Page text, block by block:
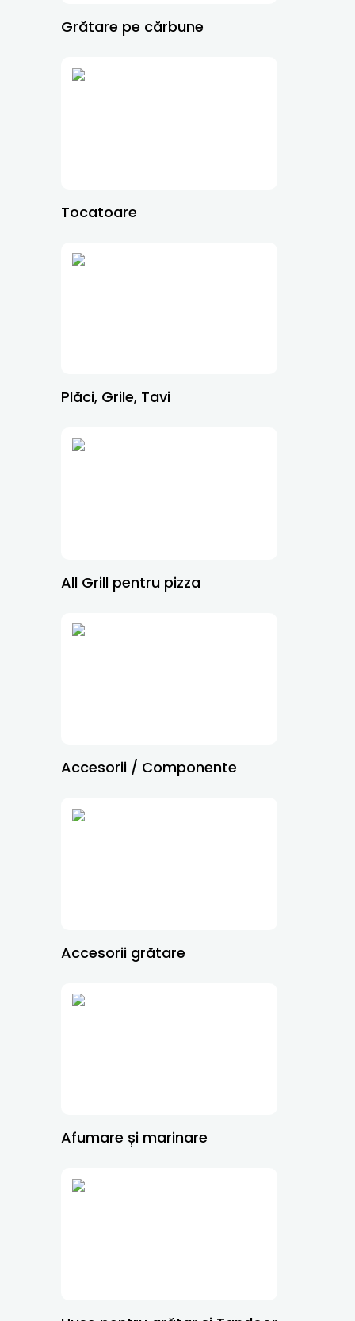
Grătare pe cărbune
Tocatoare
Plăci, Grile, Tavi
All Grill pentru pizza
Accesorii / Componente
Accesorii grătare
Afumare și marinare